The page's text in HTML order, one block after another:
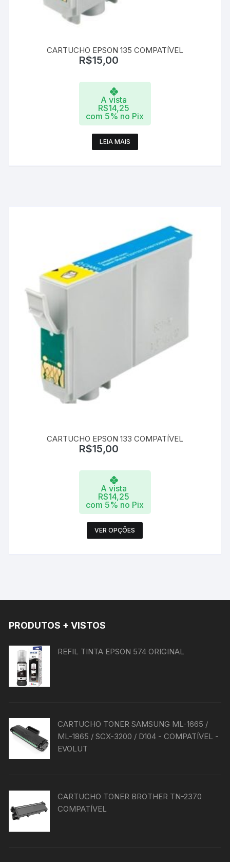
CARTUCHO EPSON 135 COMPATÍVEL
R$15,00
A vista
R$14,25
com 5% no Pix
LEIA MAIS
CARTUCHO EPSON 133 COMPATÍVEL
R$15,00
A vista
R$14,25
com 5% no Pix
VER OPÇÕES
produto
opções
na
PRODUTOS + VISTOS
REFIL TINTA EPSON 574 ORIGINAL
CARTUCHO TONER SAMSUNG ML-1665 /
ML-1865 / SCX-3200 / D104 - COMPATÍVEL -
EVOLUT
CARTUCHO TONER BROTHER TN-2370
COMPATÍVEL